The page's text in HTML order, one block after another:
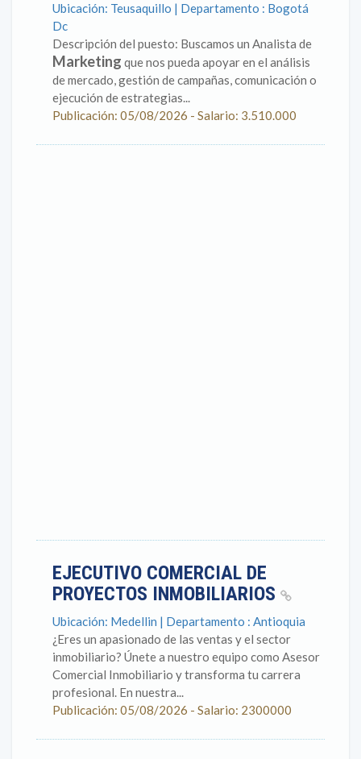
Ubicación: Teusaquillo | Departamento : Bogotá
Dc
Descripción del puesto: Buscamos un Analista de
Marketing que nos pueda apoyar en el análisis
de mercado, gestión de campañas, comunicación o
ejecución de estrategias...
Publicación: 05/08/2026 - Salario: 3.510.000
EJECUTIVO COMERCIAL DE
PROYECTOS INMOBILIARIOS
Ubicación: Medellin | Departamento : Antioquia
¿Eres un apasionado de las ventas y el sector
inmobiliario? Únete a nuestro equipo como Asesor
Comercial Inmobiliario y transforma tu carrera
profesional. En nuestra...
Publicación: 05/08/2026 - Salario: 2300000